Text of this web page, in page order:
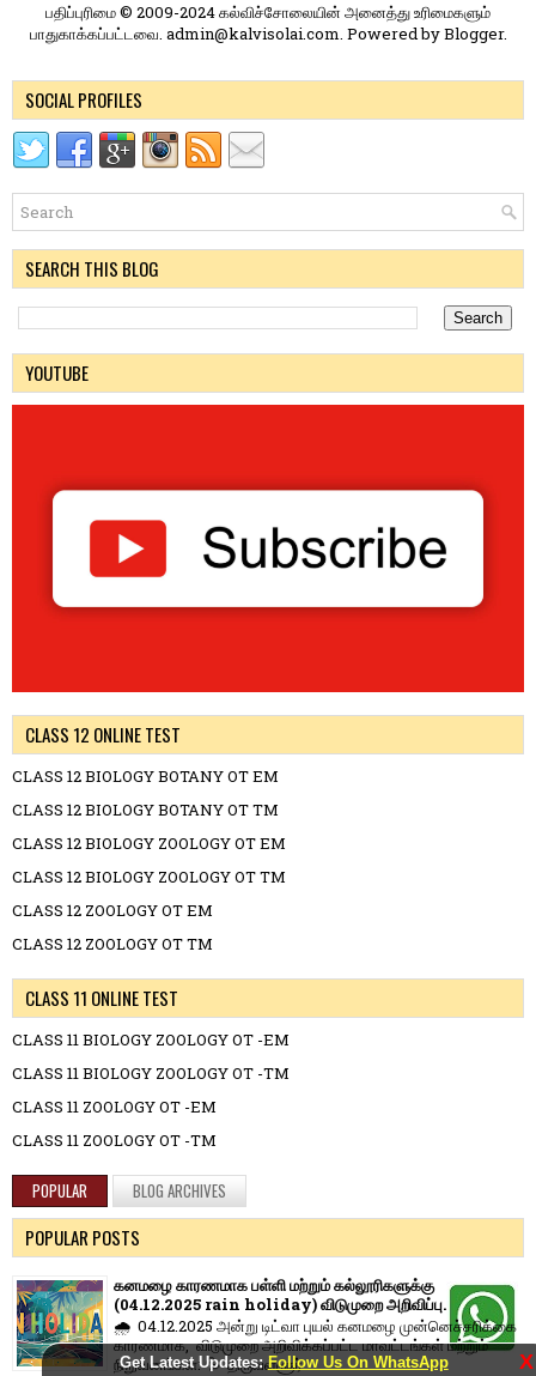
Get Latest Updates:Follow Us On WhatsApp X
பதிப்புரிமை © 2009-2024 கல்விச்சோலையின் அனைத்து உரிமைகளும்
பாதுகாக்கப்பட்டவை. admin@kalvisolai.com. Powered byBlogger.
SOCIAL PROFILES
SEARCH THIS BLOG
YOUTUBE
CLASS 12 ONLINE TEST
CLASS 12 BIOLOGY BOTANY OT EM
CLASS 12 BIOLOGY BOTANY OT TM
CLASS 12 BIOLOGY ZOOLOGY OT EM
CLASS 12 BIOLOGY ZOOLOGY OT TM
CLASS 12 ZOOLOGY OT EM
CLASS 12 ZOOLOGY OT TM
CLASS 11 ONLINE TEST
CLASS 11 BIOLOGY ZOOLOGY OT -EM
CLASS 11 BIOLOGY ZOOLOGY OT -TM
CLASS 11 ZOOLOGY OT -EM
CLASS 11 ZOOLOGY OT -TM
POPULAR BLOG ARCHIVES
POPULAR POSTS
கனமழை காரணமாக பள்ளி மற்றும் கல்லூரிகளுக்கு
(04.12.2025 rain holiday) விடுமுறை அறிவிப்பு.
🌧️ 04.12.2025 அன்று டிட்வா புயல் கனமழை முன்னெச்சரிக்கை
காரணமாக, விடுமுறை அறிவிக்கப்பட்ட மாவட்டங்கள் மற்றும்
நிறுவனங்கள்: 💦 திருவள்ளூர் ...